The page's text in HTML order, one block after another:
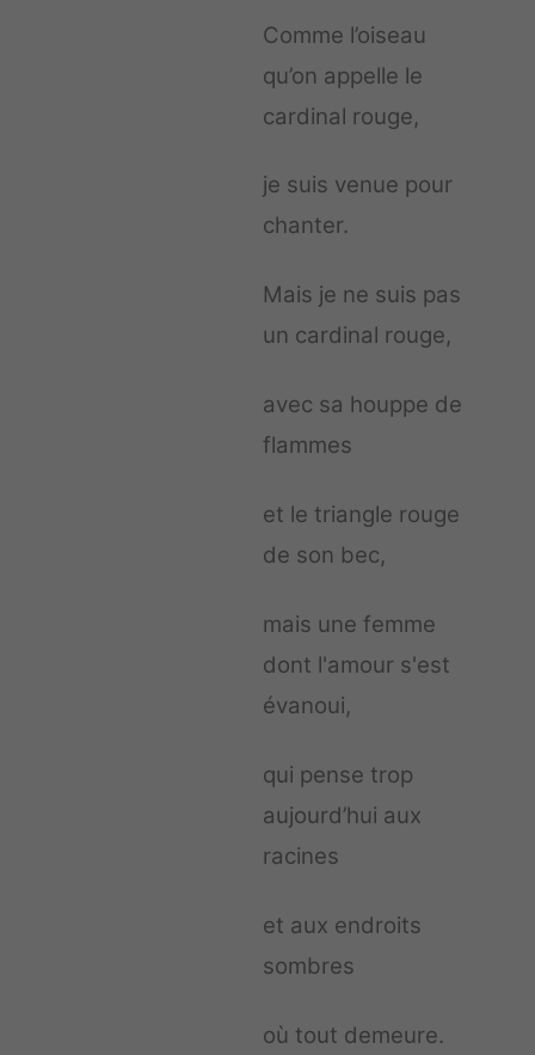
Comme l’oiseau
qu’on appelle le
cardinal rouge,
je suis venue pour
chanter.
Mais je ne suis pas
un cardinal rouge,
avec sa houppe de
flammes
et le triangle rouge
de son bec,
mais une femme
dont l'amour s'est
évanoui,
qui pense trop
aujourd’hui aux
racines
et aux endroits
sombres
où tout demeure.